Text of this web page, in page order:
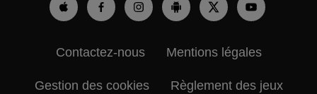
Contactez-nous Mentions légales
Gestion des cookies Règlement des jeux